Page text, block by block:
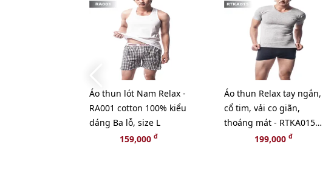
Áo thun lót Nam Relax -
RA001 cotton 100% kiểu
dáng Ba lỗ, size L
159,000đ
Áo thun Relax tay ngắn,
cổ tim, vải co giãn,
thoáng mát - RTKA015
199,000 đ